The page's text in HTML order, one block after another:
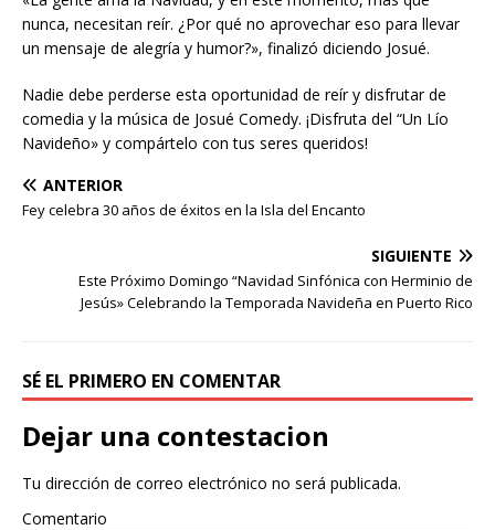
nunca, necesitan reír. ¿Por qué no aprovechar eso para llevar
un mensaje de alegría y humor?», finalizó diciendo Josué.
Nadie debe perderse esta oportunidad de reír y disfrutar de
comedia y la música de Josué Comedy. ¡Disfruta del “Un Lío
Navideño» y compártelo con tus seres queridos!
ANTERIOR
Fey celebra 30 años de éxitos en la Isla del Encanto
SIGUIENTE
Este Próximo Domingo “Navidad Sinfónica con Herminio de
Jesús» Celebrando la Temporada Navideña en Puerto Rico
SÉ EL PRIMERO EN COMENTAR
Dejar una contestacion
Tu dirección de correo electrónico no será publicada.
Comentario